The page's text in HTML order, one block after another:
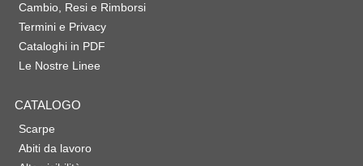
Cambio, Resi e Rimborsi
Termini e Privacy
Cataloghi in PDF
Le Nostre Linee
CATALOGO
Scarpe
Abiti da lavoro